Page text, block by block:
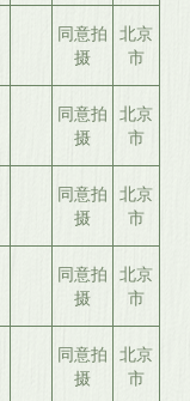
同意拍
摄
北京
市
同意拍
摄
北京
市
同意拍
摄
北京
市
同意拍
摄
北京
市
同意拍
摄
北京
市